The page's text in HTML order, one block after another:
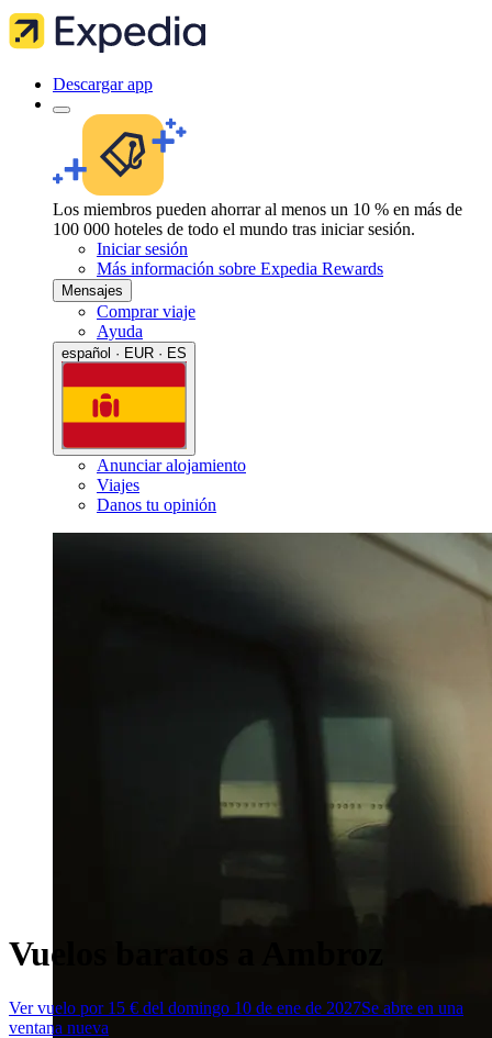
Descargar app
Los miembros pueden ahorrar al menos un 10 % en más de
100 000 hoteles de todo el mundo tras iniciar sesión.
Iniciar sesión
Más información sobre Expedia Rewards
Mensajes
Comprar viaje
Ayuda
español · EUR · ES
Anunciar alojamiento
Viajes
Danos tu opinión
Vuelos baratos a Ambroz
Ver vuelo por 15 € del domingo 10 de ene de 2027Se abre en una
ventana nueva